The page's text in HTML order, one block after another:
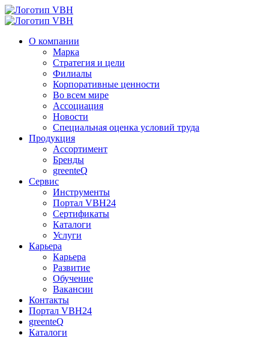
О компании
Марка
Стратегия и цели
Филиалы
Корпоративные ценности
Во всем мире
Ассоциация
Новости
Специальная оценка условий труда
Продукция
Ассортимент
Бренды
greenteQ
Сервис
Инструменты
Портал VBH24
Сертификаты
Каталоги
Услуги
Карьера
Карьера
Развитие
Обучение
Вакансии
Контакты
Портал VBH24
greenteQ
Каталоги